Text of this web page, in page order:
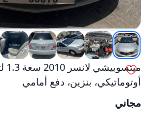
أوتوماتيكي، بنزين، دفع أمامي
مجاني